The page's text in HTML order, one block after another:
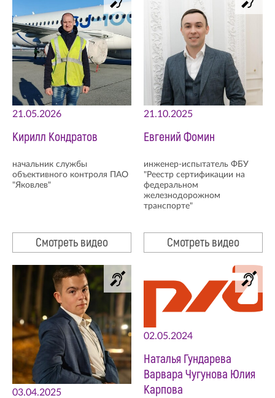
21.05.2026
Кирилл Кондратов
начальник службы
объективного контроля ПАО
"Яковлев"
Смотреть видео
21.10.2025
Евгений Фомин
инженер-испытатель ФБУ
"Реестр сертификации на
федеральном
железнодорожном
транспорте"
Смотреть видео
03.04.2025
02.05.2024
Наталья Гундарева
Варвара Чугунова Юлия
Карпова